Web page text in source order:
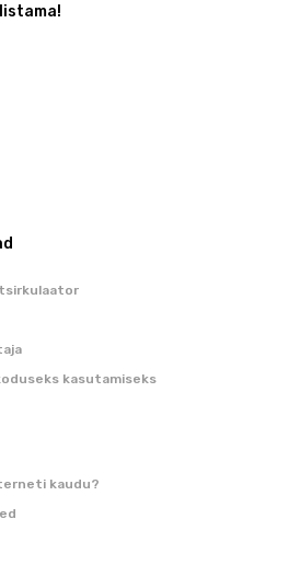
kasutamiseks
kaudu?